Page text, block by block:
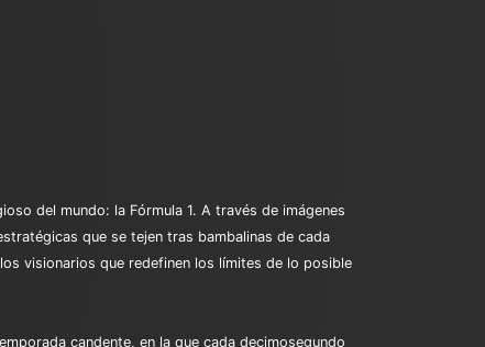
del mundo: la Fórmula 1. A través de imágenes
que se tejen tras bambalinas de cada
visionarios que redefinen los límites de lo posible
candente, en la que cada decimosegundo